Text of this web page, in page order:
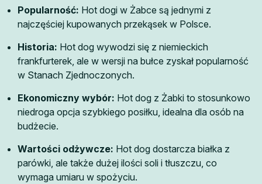
Popularność: Hot dogi w Żabce są jednymi z
najczęściej kupowanych przekąsek w Polsce.
Historia: Hot dog wywodzi się z niemieckich
frankfurterek, ale w wersji na bułce zyskał popularność
w Stanach Zjednoczonych.
Ekonomiczny wybór: Hot dog z Żabki to stosunkowo
niedroga opcja szybkiego posiłku, idealna dla osób na
budżecie.
Wartości odżywcze: Hot dog dostarcza białka z
parówki, ale także dużej ilości soli i tłuszczu, co
wymaga umiaru w spożyciu.